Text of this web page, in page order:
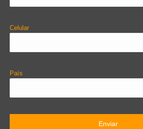
Celular
País